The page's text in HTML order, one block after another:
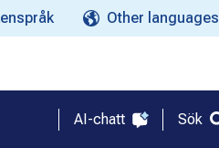
Other languages
AI-chatt Sök